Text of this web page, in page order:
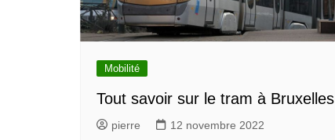
Mobilité
Tout savoir sur le tram à Bruxelles
pierre 12 novembre 2022